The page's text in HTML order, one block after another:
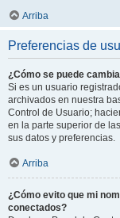
Arriba
Preferencias de
¿Cómo se puede
Si es un usuario
archivados en nuestra
Control de Usuario;
en la parte superior de
sus datos y preferencias.
Arriba
¿Cómo evito que mi
conectados?